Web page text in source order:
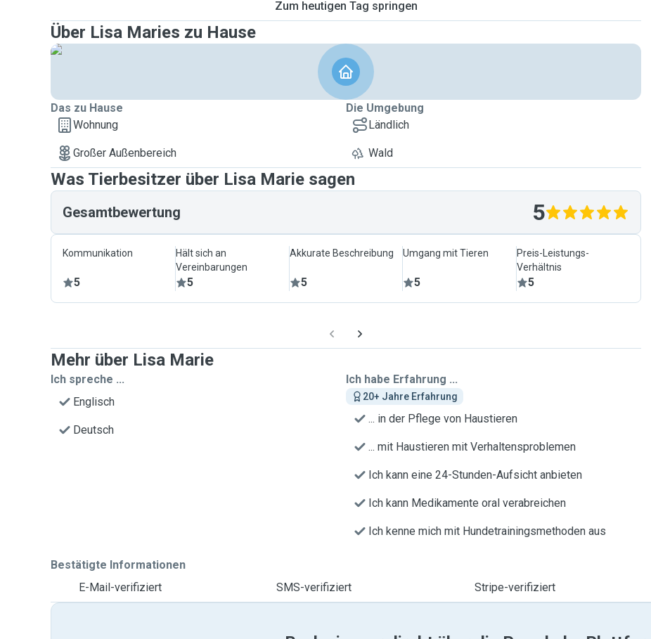
Zum heutigen Tag springen
Über Lisa Maries zu Hause
Das zu Hause
Wohnung
Großer Außenbereich
Die Umgebung
Ländlich
Wald
Was Tierbesitzer über Lisa Marie sagen
Gesamtbewertung 5
Kommunikation
5
Hält sich an
Vereinbarungen
5
Akkurate Beschreibung
5
Umgang mit Tieren
5
Preis-Leistungs-
Verhältnis
5
Mehr über Lisa Marie
Ich spreche ...
Englisch
Deutsch
Ich habe Erfahrung ...
20+ Jahre Erfahrung
... in der Pflege von Haustieren
... mit Haustieren mit Verhaltensproblemen
Ich kann eine 24-Stunden-Aufsicht anbieten
Ich kann Medikamente oral verabreichen
Ich kenne mich mit Hundetrainingsmethoden aus
Bestätigte Informationen
E-Mail-verifiziert
SMS-verifiziert Stripe-verifiziert